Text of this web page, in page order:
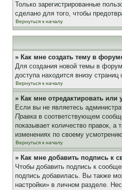
Только зарегистрированные
сделано для того, чтобы
Вернуться к началу
» Как мне создать тему в
Для создания новой темы в
доступа находится внизу
Вернуться к началу
» Как мне отредактировать или
Если вы не являетесь
Правка в соответствующем
показывает количество правок,
изменениях по своему
Вернуться к началу
» Как мне добавить подпись к
Чтобы добавить подпись к
подпись добавилась. Вы также
настройки» в личном разделе.